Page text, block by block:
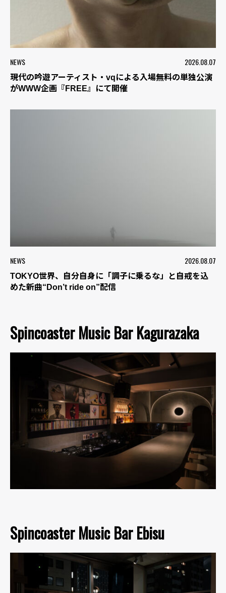
NEWS 2026.08.07
現代の吟遊アーティスト・vqによる入場無料の単独公演
がWWW企画『FREE』にて開催
NEWS 2026.08.07
TOKYO世界、自分自身に「調子に乗るな」と自戒を込
めた新曲“Don’t ride on”配信
Spincoaster Music Bar Kagurazaka
Spincoaster Music Bar Ebisu